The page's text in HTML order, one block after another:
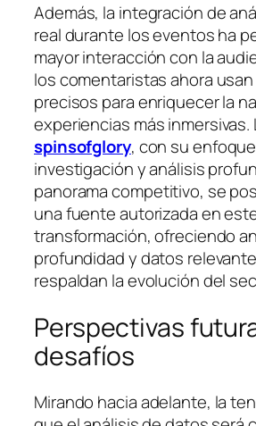
Además, la integración de
real durante los eventos ha
mayor interacción con la
los comentaristas ahora
precisos para enriquecer la
experiencias más inmersivas.
spinsofglory, con su
investigación y análisis
panorama competitivo, se
una fuente autorizada en
transformación, ofreciendo
profundidad y datos
respaldan la evolución del
Perspectivas
desafíos
Mirando hacia adelante, la